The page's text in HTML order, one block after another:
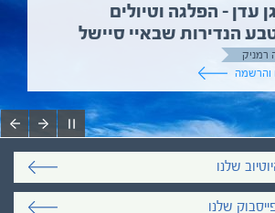
עדן – הפלגה וטיולים
הנדירות שבאיי סיישל
רמניק
והרשמה
שלנו
שלנו